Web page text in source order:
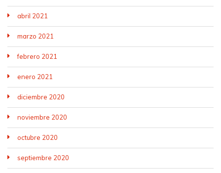
abril 2021
marzo 2021
febrero 2021
enero 2021
diciembre 2020
noviembre 2020
octubre 2020
septiembre 2020